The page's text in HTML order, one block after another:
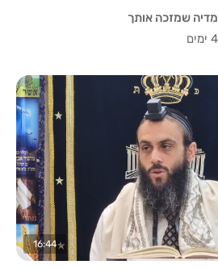
שמזכה אותך
16:44